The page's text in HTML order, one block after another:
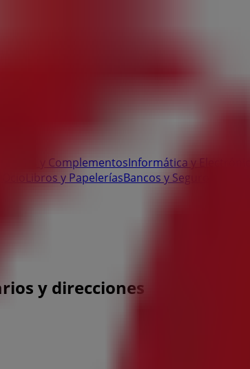
y ComplementosInformática y Electrónica
Libros y PapeleríasBancos y Seguros
y direcciones